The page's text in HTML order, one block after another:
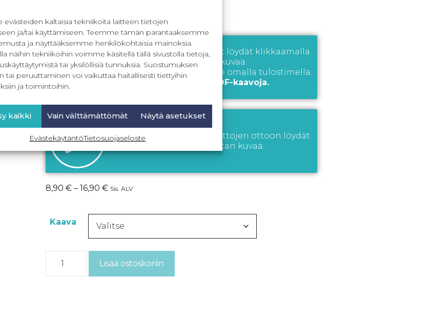
evästeiden kaltaisia tekniikoita laitteen tietojen
ja/tai käyttämiseen. Teemme tämän parantaaksemme
ja näyttääksemme henkilökohtaisia mainoksia.
näihin tekniikoihin voimme käsitellä tällä sivustolla tietoja,
tai yksilöllisiä tunnuksia. Suostumuksen
tai peruuttaminen voi vaikuttaa haitallisesti tiettyihin
ja toimintoihin.
kaikki Vain välttämättömät Näytä asetukset
EvästekäytäntöTietosuojaseloste
PDF-kaavan tulostusohjeet löydät klikkaamalla
tulostimen kuvaa.
Tämä kaava tulostetaan itse omalla tulostimella.
Emme postita PDF-kaavoja.
Kuvalliset ohjeet omien mittojen ottoon löydät
klikkaamalla mitan kuvaa.
8,90 € – 16,90 € Sis. ALV
Kaava
Lisää ostoskoriin